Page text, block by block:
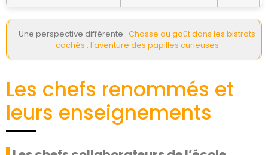
Une perspective différente : Chasse au goût dans les bistrots
cachés : l’aventure des papilles curieuses
Les chefs renommés et
leurs enseignements